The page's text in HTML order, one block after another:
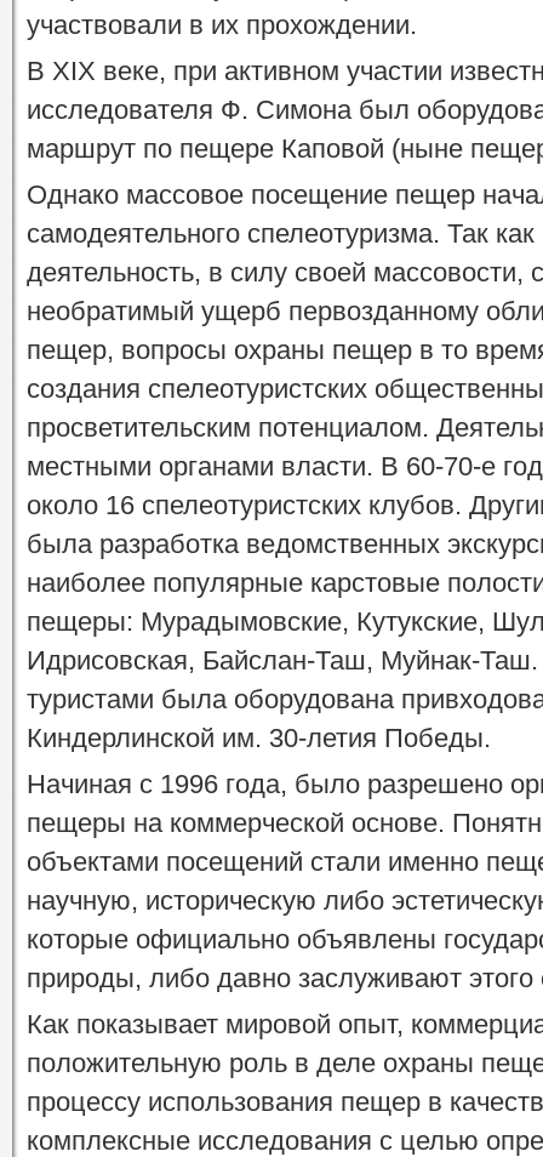
участвовали в их прохождении.
В XIX веке, при активном участии
исследователя Ф. Симона был
маршрут по пещере Каповой (ныне
Однако массовое посещение пещер
самодеятельного спелеотуризма. Так как
деятельность, в силу своей массовости,
необратимый ущерб первозданному
пещер, вопросы охраны пещер в то
создания спелеотуристских
просветительским потенциалом.
местными органами власти. В 60-70-е
около 16 спелеотуристских клубов.
была разработка ведомственных
наиболее популярные карстовые
пещеры: Мурадымовские, Кутукские,
Идрисовская, Байслан-Таш, Муйнак-
туристами была оборудована
Киндерлинской им. 30-летия Победы.
Начиная с 1996 года, было разрешено
пещеры на коммерческой основе.
объектами посещений стали именно
научную, историческую либо
которые официально объявлены
природы, либо давно заслуживают этого
Как показывает мировой опыт,
положительную роль в деле охраны
процессу использования пещер в
комплексные исследования с целью